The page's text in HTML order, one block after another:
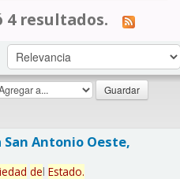
4 resultados.
Antonio Oeste,
del Estado.